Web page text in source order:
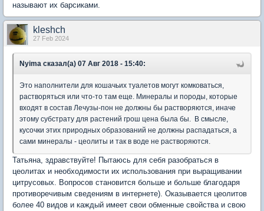
называют их барсиками.
kleshch
27 Feb 2024
Nyima сказал(а) 07 Авг 2018 - 15:40:
Это наполнители для кошачьих туалетов могут комковаться,
растворяться или что-то там еще. Минералы и породы, которые
входят в состав Лечузы-пон не должны бы растворяются, иначе
этому субстрату для растений грош цена была бы. В смысле,
кусочки этих природных образований не должны распадаться, а
сами минералы - цеолиты и так в воде не растворяются.
Татьяна, здравствуйте! Пытаюсь для себя разобраться в
цеолитах и необходимости их использования при выращивании
цитрусовых. Вопросов становится больше и больше благодаря
противоречивым сведениям в интернете). Оказывается цеолитов
более 40 видов и каждый имеет свои обменные свойства и свою